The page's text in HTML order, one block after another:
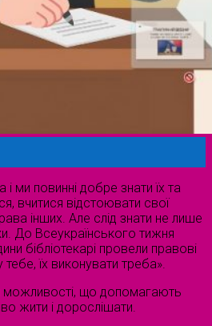
ми повинні добре знати їх та
вчитися відстоювати свої
інших. Але слід знати не лише
До Всеукраїнського тижня
бібліотекарі провели правові
їх виконувати треба».
можливості, що допомагають
жити і дорослішати.